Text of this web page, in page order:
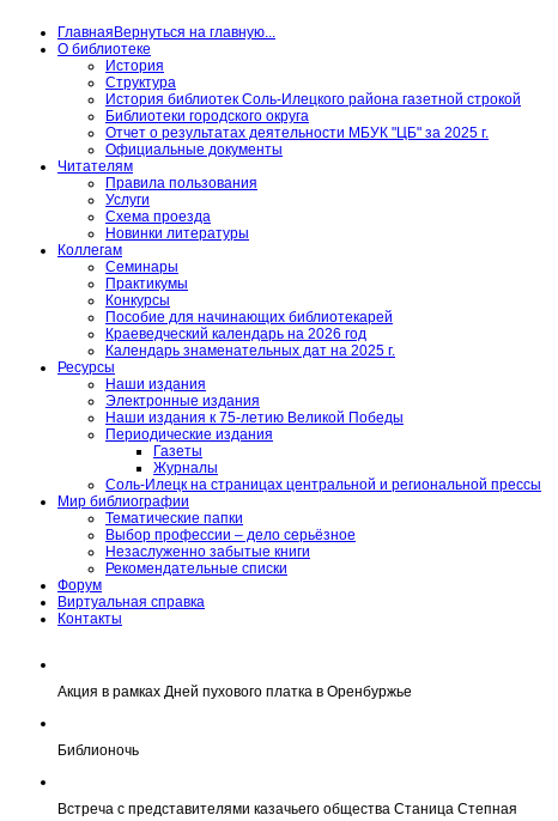
Главная Вернуться на главную...
О библиотеке
История
Структура
История библиотек Соль-Илецкого района газетной строкой
Библиотеки городского округа
Отчет о результатах деятельности МБУК "ЦБ" за 2025 г.
Официальные документы
Читателям
Правила пользования
Услуги
Схема проезда
Новинки литературы
Коллегам
Семинары
Практикумы
Конкурсы
Пособие для начинающих библиотекарей
Краеведческий календарь на 2026 год
Календарь знаменательных дат на 2025 г.
Ресурсы
Наши издания
Электронные издания
Наши издания к 75-летию Великой Победы
Периодические издания
Газеты
Журналы
Соль-Илецк на страницах центральной и региональной прессы
Мир библиографии
Тематические папки
Выбор профессии – дело серьёзное
Незаслуженно забытые книги
Рекомендательные списки
Форум
Виртуальная справка
Контакты
Акция в рамках Дней пухового платка в Оренбуржье
Библионочь
Встреча с представителями казачьего общества Станица Степная